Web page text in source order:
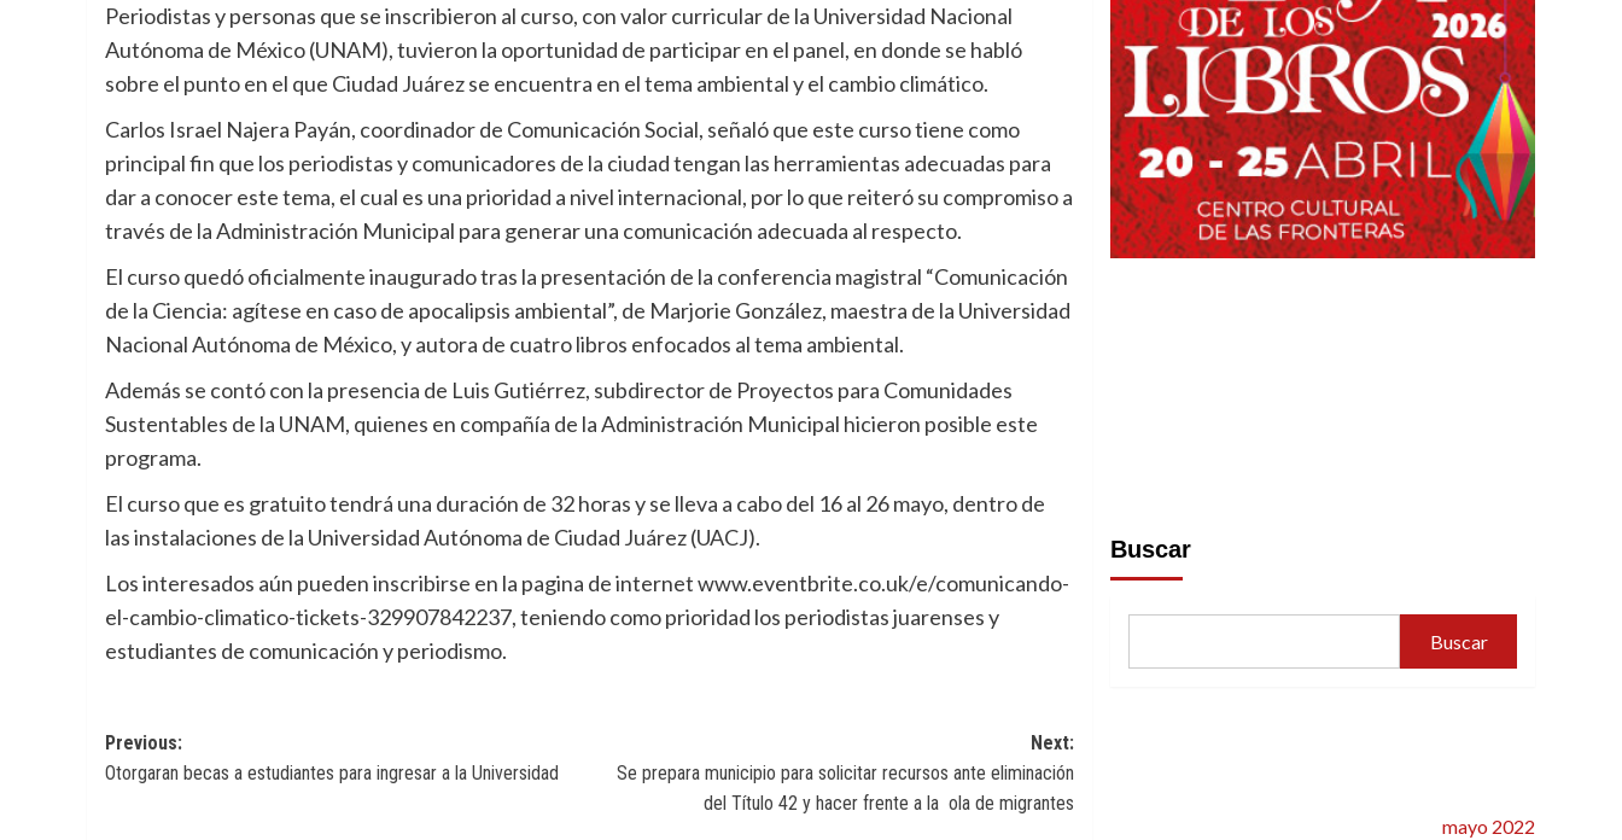
Periodistas y personas que se inscribieron al curso, con valor curricular de la Universidad Nacional
Autónoma de México (UNAM), tuvieron la oportunidad de participar en el panel, en donde se habló
sobre el punto en el que Ciudad Juárez se encuentra en el tema ambiental y el cambio climático.
Carlos Israel Najera Payán, coordinador de Comunicación Social, señaló que este curso tiene como
principal fin que los periodistas y comunicadores de la ciudad tengan las herramientas adecuadas para
dar a conocer este tema, el cual es una prioridad a nivel internacional, por lo que reiteró su compromiso a
través de la Administración Municipal para generar una comunicación adecuada al respecto.
El curso quedó oficialmente inaugurado tras la presentación de la conferencia magistral “Comunicación
de la Ciencia: agítese en caso de apocalipsis ambiental”, de Marjorie González, maestra de la Universidad
Nacional Autónoma de México, y autora de cuatro libros enfocados al tema ambiental.
Además se contó con la presencia de Luis Gutiérrez, subdirector de Proyectos para Comunidades
Sustentables de la UNAM, quienes en compañía de la Administración Municipal hicieron posible este
programa.
El curso que es gratuito tendrá una duración de 32 horas y se lleva a cabo del 16 al 26 mayo, dentro de
las instalaciones de la Universidad Autónoma de Ciudad Juárez (UACJ).
Los interesados aún pueden inscribirse en la pagina de internet www.eventbrite.co.uk/e/comunicando-
el-cambio-climatico-tickets-329907842237, teniendo como prioridad los periodistas juarenses y
estudiantes de comunicación y periodismo.
Navegación
de
Previous:
Otorgaran becas a estudiantes para ingresar a la Universidad
Next:
Se prepara municipio para solicitar recursos ante eliminación
del Título 42 y hacer frente a la ola de migrantes
Buscar
Buscar
mayo 2022